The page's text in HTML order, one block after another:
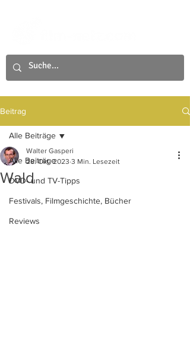
Beitrag
Alle Beiträge
DVD- und TV-Tipps
Festivals, Filmgeschichte, Bücher
Reviews
Alle Beiträge
Wald
Walter Gasperi
28. Okt. 2023 3 Min. Lesezeit